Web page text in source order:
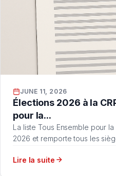
JUNE 11, 2026
Élections 2026 à la
pour la...
La liste Tous Ensemble pour
2026 et remporte tous les
Lire la suite